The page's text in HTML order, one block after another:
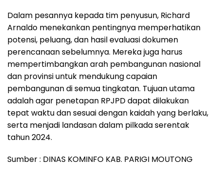
Dalam pesannya kepada tim penyusun, Richard
Arnaldo menekankan pentingnya memperhatikan
potensi, peluang, dan hasil evaluasi dokumen
perencanaan sebelumnya. Mereka juga harus
mempertimbangkan arah pembangunan nasional
dan provinsi untuk mendukung capaian
pembangunan di semua tingkatan. Tujuan utama
adalah agar penetapan RPJPD dapat dilakukan
tepat waktu dan sesuai dengan kaidah yang berlaku,
serta menjadi landasan dalam pilkada serentak
tahun 2024.
Sumber : DINAS KOMINFO KAB. PARIGI MOUTONG